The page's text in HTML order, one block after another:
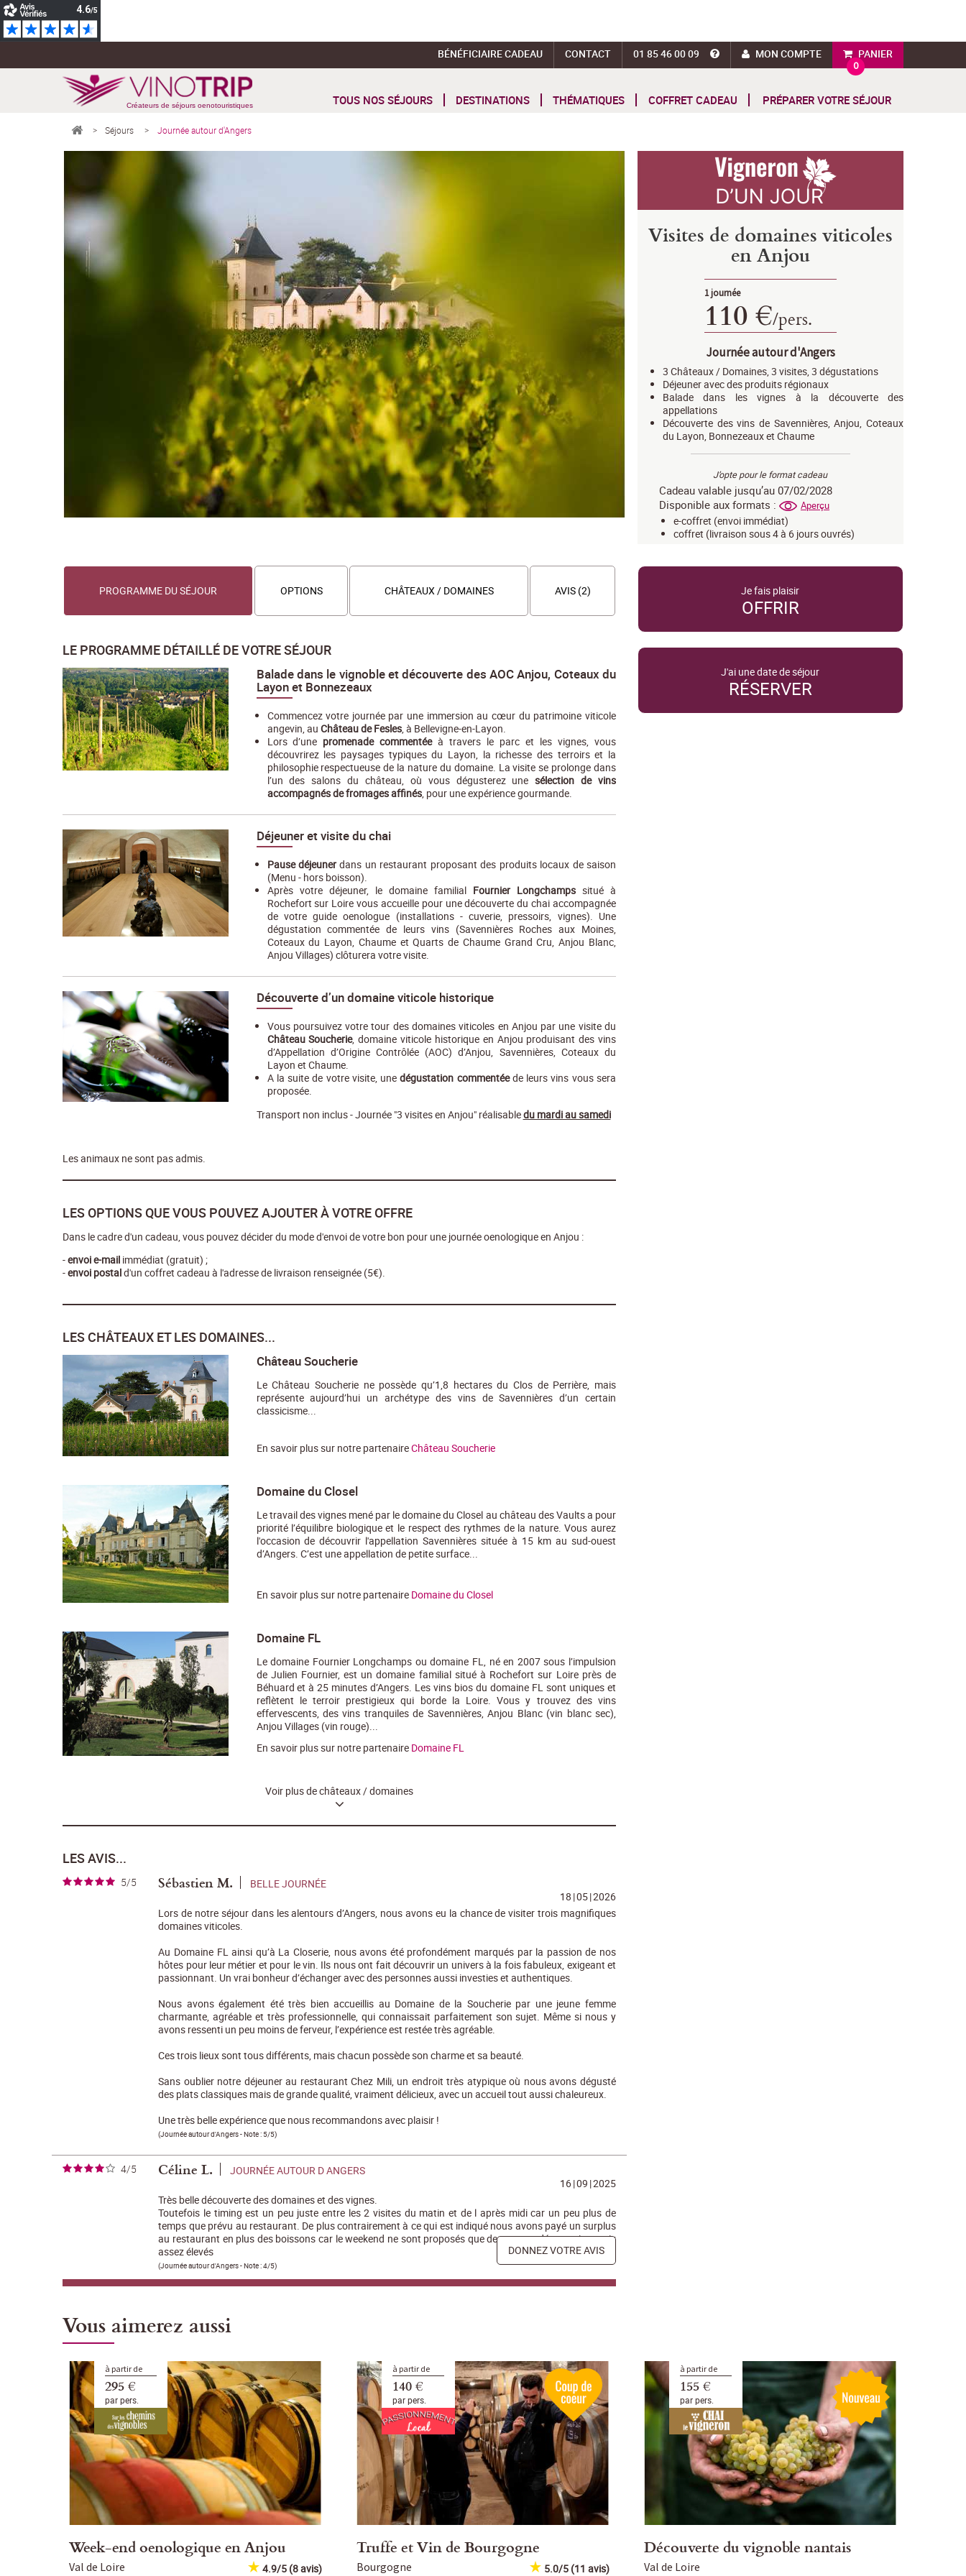
PANIER
0
MON COMPTE
01 85 46 00 09
CONTACT
BÉNÉFICIAIRE CADEAU
Créateurs de séjours oenotouristiques TOUS NOS SÉJOURS DESTINATIONS THÉMATIQUES COFFRET CADEAU PRÉPARER VOTRE SÉJOUR
> Séjours > Journée autour d'Angers
Visites de domaines viticoles
en Anjou
1 journée
110 €/pers.
Journée autour d'Angers
3 Châteaux / Domaines, 3 visites, 3 dégustations
Déjeuner avec des produits régionaux
Balade dans les vignes à la découverte des
appellations
Découverte des vins de Savennières, Anjou, Coteaux
du Layon, Bonnezeaux et Chaume
J’opte pour le format cadeau
Cadeau valable jusqu’au 07/02/2028
Disponible aux formats :
Aperçu
e-coffret (envoi immédiat)
coffret (livraison sous 4 à 6 jours ouvrés)
PROGRAMME DU SÉJOUR OPTIONS CHÂTEAUX / DOMAINES AVIS (2)
LE PROGRAMME DÉTAILLÉ DE VOTRE SÉJOUR
Balade dans le vignoble et découverte des AOC Anjou, Coteaux du
Layon et Bonnezeaux
Commencez votre journée par une immersion au cœur du patrimoine viticole
angevin, au Château de Fesles, à Bellevigne-en-Layon.
Lors d’une promenade commentéeà travers le parc et les vignes, vous
découvrirez les paysages typiques du Layon, la richesse des terroirs et la
philosophie respectueuse de la nature du domaine. La visite se prolonge dans
l’un des salons du château, où vous dégusterez unesélection de vins
accompagnés de fromages affinés, pour une expérience gourmande.
Déjeuner et visite du chai
Pause déjeunerdans un restaurant proposant des produits locaux de saison
(Menu - hors boisson).
Après votre déjeuner, le domaine familialFournier Longchampssitué à
Rochefort sur Loire vous accueille pour une découverte du chai accompagnée
de votre guide oenologue (installations - cuverie, pressoirs, vignes). Une
dégustation commentée de leurs vins (Savennières Roches aux Moines,
Coteaux du Layon, Chaume et Quarts de Chaume Grand Cru, Anjou Blanc,
Anjou Villages) clôturera votre visite.
Découverte d’un domaine viticole historique
Vous poursuivez votre tour des domaines viticoles en Anjou par une visite du
Château Soucherie, domaine viticole historique en Anjou produisant des vins
d’Appellation d’Origine Contrôlée (AOC) d’Anjou, Savennières, Coteaux du
Layon et Chaume.
A la suite de votre visite, unedégustation commentéede leurs vins vous sera
proposée.
Transport non inclus - Journée "3 visites en Anjou" réalisabledu mardi au samedi
Les animaux ne sont pas admis.
LES OPTIONS QUE VOUS POUVEZ AJOUTER À VOTRE OFFRE
Dans le cadre d'un cadeau, vous pouvez décider du mode d'envoi de votre bon pour une journée oenologique en Anjou :
-envoi e-mail immédiat (gratuit) ;
-envoi postald'un coffret cadeau à l'adresse de livraison renseignée (5€).
LES CHÂTEAUX ET LES DOMAINES...
Château Soucherie
Le Château Soucherie ne possède qu’1,8 hectares du Clos de Perrière, mais
représente aujourd’hui un archétype des vins de Savennières d’un certain
classicisme...
En savoir plus sur notre partenaireChâteau Soucherie
Domaine du Closel
Le travail des vignes mené par le domaine du Closel au château des Vaults a pour
priorité l’équilibre biologique et le respect des rythmes de la nature. Vous aurez
l'occasion de découvrir l'appellation Savennières située à 15 km au sud-ouest
d’Angers. C’est une appellation de petite surface...
En savoir plus sur notre partenaire Domaine du Closel
Domaine FL
Le domaine Fournier Longchamps ou domaine FL, né en 2007 sous l’impulsion
de Julien Fournier, est un domaine familial situé à Rochefort sur Loire près de
Béhuard et à 25 minutes d’Angers. Les vins bios du domaine FL sont uniques et
reflètent le terroir prestigieux qui borde la Loire. Vous y trouvez des vins
effervescents, des vins tranquiles de Savennières, Anjou Blanc (vin blanc sec),
Anjou Villages (vin rouge)...
En savoir plus sur notre partenaire Domaine FL
Voir plus de châteaux / domaines
LES AVIS...
5/5 Sébastien M.
BELLE JOURNÉE
18 |05|2026
Lors de notre séjour dans les alentours d’Angers, nous avons eu la chance de visiter trois magnifiques
domaines viticoles.
Au Domaine FL ainsi qu’à La Closerie, nous avons été profondément marqués par la passion de nos
hôtes pour leur métier et pour le vin. Ils nous ont fait découvrir un univers à la fois fabuleux, exigeant et
passionnant. Un vrai bonheur d’échanger avec des personnes aussi investies et authentiques.
Nous avons également été très bien accueillis au Domaine de la Soucherie par une jeune femme
charmante, agréable et très professionnelle, qui connaissait parfaitement son sujet. Même si nous y
avons ressenti un peu moins de ferveur, l’expérience est restée très agréable.
Ces trois lieux sont tous différents, mais chacun possède son charme et sa beauté.
Sans oublier notre déjeuner au restaurant Chez Mili, un endroit très atypique où nous avons dégusté
des plats classiques mais de grande qualité, vraiment délicieux, avec un accueil tout aussi chaleureux.
Une très belle expérience que nous recommandons avec plaisir !
(Journée autour d'Angers- Note :5/5)
4/5 Céline L.
JOURNÉE AUTOUR D ANGERS
16|09 |2025
Très belle découverte des domaines et des vignes.
Toutefois le timing est un peu juste entre les 2 visites du matin et de l après midi car un peu plus de
temps que prévu au restaurant. De plus contrairement à ce qui est indiqué nous avons payé un surplus
au restaurant en plus des boissons car le weekend ne sont proposés que des menus dégustation , prix
assez élevés
(Journée autour d'Angers- Note :4/5)
DONNEZ VOTRE AVIS
Je fais plaisir
OFFRIR
J'ai une date de séjour
RÉSERVER
Vous aimerez aussi
à partir de
295 €
par pers.
Week-end oenologique en Anjou
Val de Loire 4.9/5 (8 avis)
à partir de
140 €
par pers.
Truffe et Vin de Bourgogne
Bourgogne 5.0/5 (11 avis)
à partir de
155 €
par pers.
Découverte du vignoble nantais
Val de Loire